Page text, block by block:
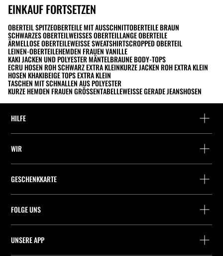
EINKAUF FORTSETZEN
OBERTEIL SPITZEOBERTEILE MIT AUSSCHNITTOBERTEILE BRAUN
SCHWARZES OBERTEILWEISSES OBERTEIL LANGE OBERTEILE
ÄRMELLOSE OBERTEILEWEISSE SWEATSHIRTS CROPPED OBERTEIL
LEINEN-OBERTEILEHEMDEN FRAUEN VANILLE
KAKI JACKEN UND POLYESTER MÄNTELBRAUNE BODY-TOPS
ECRU HOSEN ROH SCHWARZ EXTRA KLEINKURZE JACKEN ROH EXTRA KLEIN
HOSEN KHAKIBEIGE TOPS EXTRA KLEIN
TASCHEN MIT SCHNALLEN AUS POLYESTER
KURZE HEMDEN FRAUEN GRÖSSENTABELLE WEISSE GERADE JEANSHOSEN
HILFE
Wo befindet sich deine Bestellung gerade?
Packstation-Finder
Präferenz-Cookies
WIR
Unternehmen
Company Profile
GESCHENKKARTE
Kauf einer Geschenkkarte
FOLGE UNS
UNSERE APP